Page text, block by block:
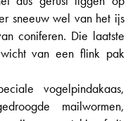
sneeuw wel van het ijs
coniferen. Die laatste
van een flink pak
vogelpindakaas,
mailwormen,